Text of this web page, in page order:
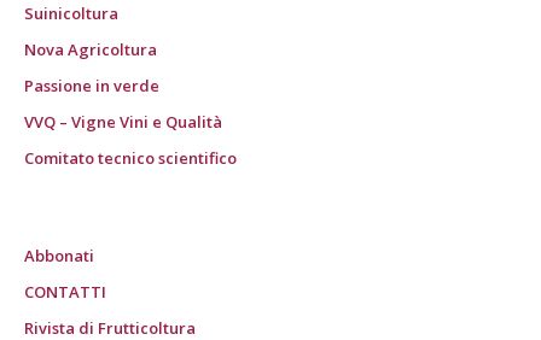
Suinicoltura
Nova Agricoltura
Passione in verde
VVQ – Vigne Vini e Qualità
Comitato tecnico scientifico
Abbonati
CONTATTI
Rivista di Frutticoltura